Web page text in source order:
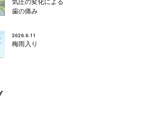
歯の痛み
2026.6.11
梅雨入り